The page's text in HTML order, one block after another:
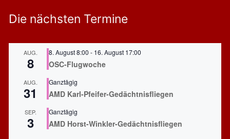
n
Die nächsten Termine
AUG.
8
8. August 8:00 - 16. August 17:00
OSC-Flugwoche
AUG.
31
Ganztägig
AMD Karl-Pfeifer-Gedächtnisfliegen
SEP.
3
Ganztägig
AMD Horst-Winkler-Gedächtnisfliegen